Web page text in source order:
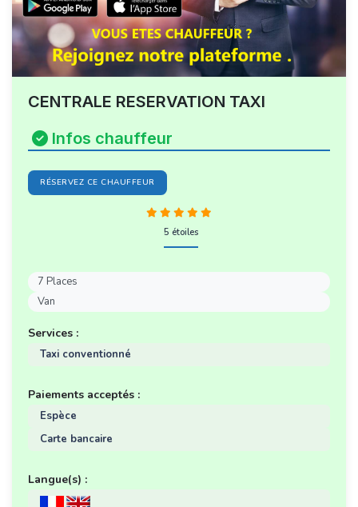
CENTRALE RESERVATION TAXI
Infos chauffeur
RÉSERVEZ CE CHAUFFEUR
5 étoiles
7 Places
Van
Services :
Taxi conventionné
Paiements acceptés :
Espèce
Carte bancaire
Langue(s) :